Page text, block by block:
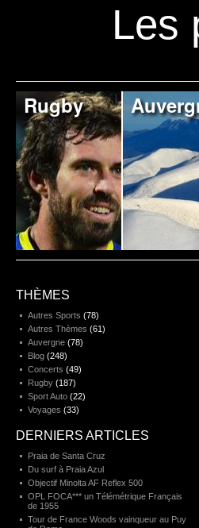
Les
Rugby
THÈMES
Autres Sports (78)
Autres Thèmes (61)
Auvergne (78)
Blog (248)
Concerts (49)
Rugby (187)
Sport Auto (22)
Voyages (33)
DERNIERS ARTICLES
Praia de Santa Cruz
Du surf à Praia Azul
Objectif Minolta AF Reflex 500
OPL FOCA*** un Télémétrique Français
de 1955
Tour de France Woods vainqueur au Puy